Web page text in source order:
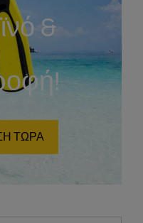
&
ΤΩΡΑ